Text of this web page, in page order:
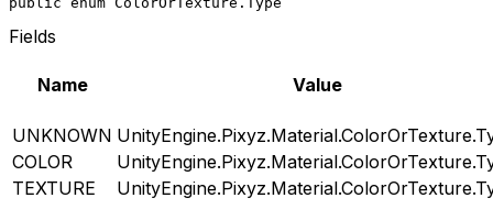
Fields
Name Value
UNKNOWN
COLOR
TEXTURE